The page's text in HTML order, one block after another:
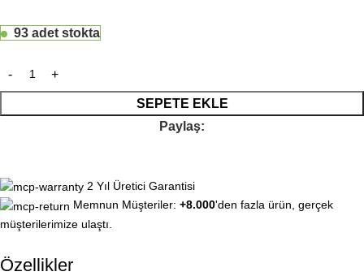
93 adet stokta
SEPETE EKLE
Paylaş:
2 Yıl Üretici Garantisi
Memnun Müşteriler: +8.000'den fazla ürün, gerçek
müşterilerimize ulaştı.
Özellikler